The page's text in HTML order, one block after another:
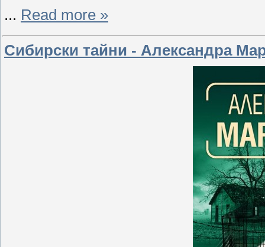
... Read more »
Сибирски тайни - Александра